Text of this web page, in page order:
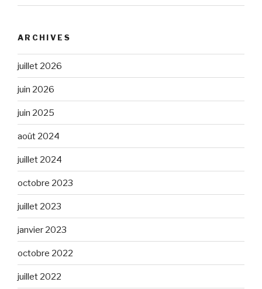
ARCHIVES
juillet 2026
juin 2026
juin 2025
août 2024
juillet 2024
octobre 2023
juillet 2023
janvier 2023
octobre 2022
juillet 2022